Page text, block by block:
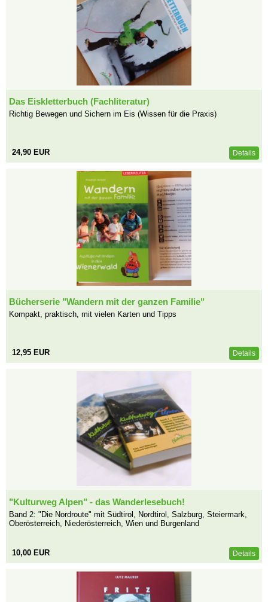
Das Eiskletterbuch (Fachliteratur)
Richtig Bewegen und Sichern im Eis (Wissen für die Praxis)
24,90 EUR Details
Bücherserie "Wandern mit der ganzen Familie"
Kompakt, praktisch, mit vielen Karten und Tipps
12,95 EUR Details
"Kulturweg Alpen" - das Wanderlesebuch!
Band 2: "Die Nordroute" mit Südtirol, Nordtirol, Salzburg, Steiermark,
Oberösterreich, Niederösterreich, Wien und Burgenland
10,00 EUR Details